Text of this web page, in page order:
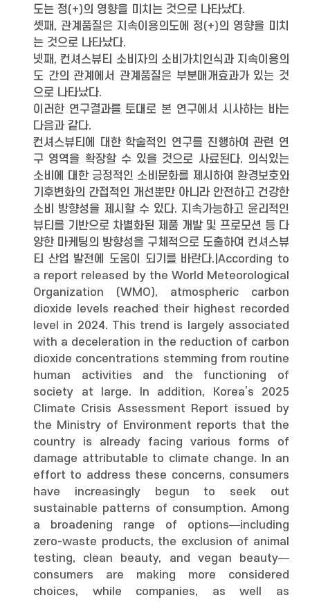
도는 정(+)의 영향을 미치는 것으로 나타났다.
셋째, 관계품질은 지속이용의도에 정(+)의 영향을 미치
는 것으로 나타났다.
넷째, 컨셔스뷰티 소비자의 소비가치인식과 지속이용의
도 간의 관계에서 관계품질은 부분매개효과가 있는 것
으로 나타났다.
이러한 연구결과를 토대로 본 연구에서 시사하는 바는
다음과 같다.
컨셔스뷰티에 대한 학술적인 연구를 진행하여 관련 연
구 영역을 확장할 수 있을 것으로 사료된다. 의식있는
소비에 대한 긍정적인 소비문화를 제시하여 환경보호와
기후변화의 간접적인 개선뿐만 아니라 안전하고 건강한
소비 방향성을 제시할 수 있다. 지속가능하고 윤리적인
뷰티를 기반으로 차별화된 제품 개발 및 프로모션 등 다
양한 마케팅의 방향성을 구체적으로 도출하여 컨셔스뷰
티 산업 발전에 도움이 되기를 바란다.|According to
a report released by the World Meteorological
Organization (WMO), atmospheric carbon
dioxide levels reached their highest recorded
level in 2024. This trend is largely associated
with a deceleration in the reduction of carbon
dioxide concentrations stemming from routine
human activities and the functioning of
society at large. In addition, Korea’s 2025
Climate Crisis Assessment Report issued by
the Ministry of Environment reports that the
country is already facing various forms of
damage attributable to climate change. In an
effort to address these concerns, consumers
have increasingly begun to seek out
sustainable patterns of consumption. Among
a broadening range of options—including
zero-waste products, the exclusion of animal
testing, clean beauty, and vegan beauty—
consumers are making more considered
choices, while companies, as well as